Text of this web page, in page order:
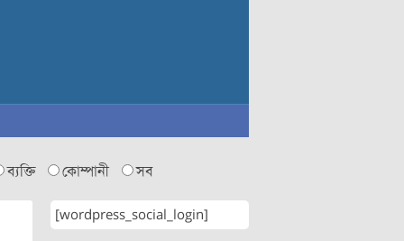
ব্যক্তি কোম্পানী সব
[wordpress_social_login]